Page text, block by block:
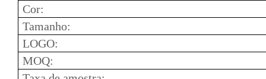
Cor:
Tamanho:
LOGO:
MOQ: